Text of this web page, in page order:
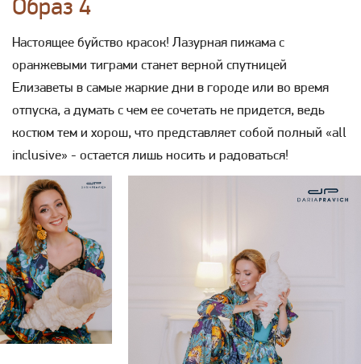
Образ 4
Настоящее буйство красок! Лазурная пижама с
оранжевыми тиграми станет верной спутницей
Елизаветы в самые жаркие дни в городе или во время
отпуска, а думать с чем ее сочетать не придется, ведь
костюм тем и хорош, что представляет собой полный «all
inclusive» - остается лишь носить и радоваться!